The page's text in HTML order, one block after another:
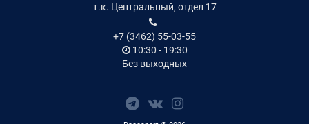
т.к. Центральный, отдел 17
+7 (3462) 55-03-55
10:30 - 19:30
Без выходных